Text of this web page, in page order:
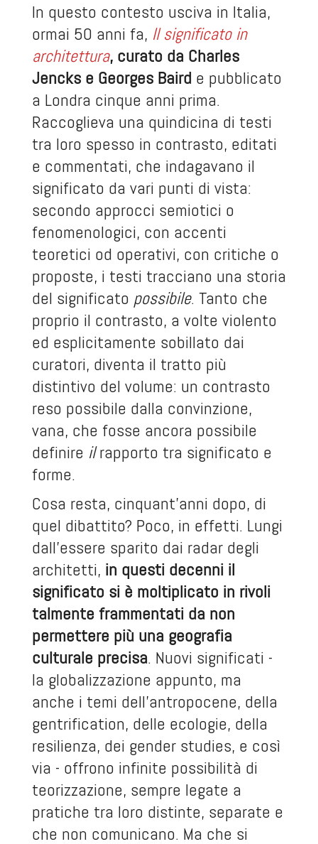
In questo contesto usciva in Italia,
ormai 50 anni fa, Il significato in
architettura, curato da Charles
Jencks e Georges Baird e pubblicato
a Londra cinque anni prima.
Raccoglieva una quindicina di testi
tra loro spesso in contrasto, editati
e commentati, che indagavano il
significato da vari punti di vista:
secondo approcci semiotici o
fenomenologici, con accenti
teoretici od operativi, con critiche o
proposte, i testi tracciano una storia
del significato possibile. Tanto che
proprio il contrasto, a volte violento
ed esplicitamente sobillato dai
curatori, diventa il tratto più
distintivo del volume: un contrasto
reso possibile dalla convinzione,
vana, che fosse ancora possibile
definire ilrapporto tra significato e
forme.
Cosa resta, cinquant’anni dopo, di
quel dibattito? Poco, in effetti. Lungi
dall’essere sparito dai radar degli
architetti, in questi decenni il
significato si è moltiplicato in rivoli
talmente frammentati da non
permettere più una geografia
culturale precisa. Nuovi significati -
la globalizzazione appunto, ma
anche i temi dell’antropocene, della
gentrification, delle ecologie, della
resilienza, dei gender studies, e così
via - offrono infinite possibilità di
teorizzazione, sempre legate a
pratiche tra loro distinte, separate e
che non comunicano. Ma che si